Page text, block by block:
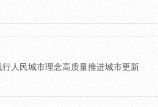
人民城市理念高质量推进城市更新